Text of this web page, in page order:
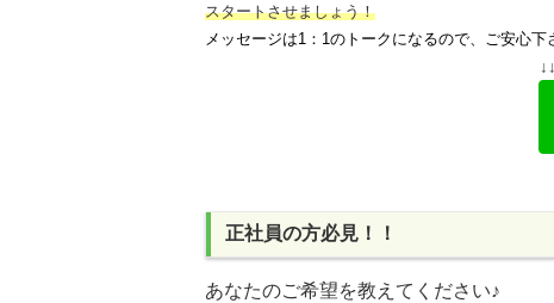
スタートさせましょう！
メッセージは1：1のトークになるので、ご安心下
正社員の方必見！！
あなたのご希望を教えてください♪